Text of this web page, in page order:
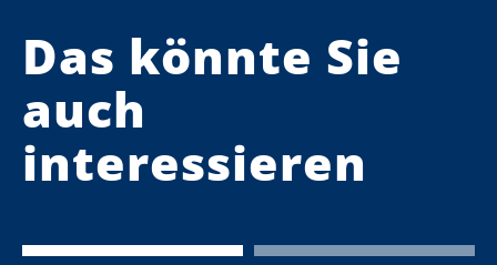
Das könnte Sie
auch
interessieren